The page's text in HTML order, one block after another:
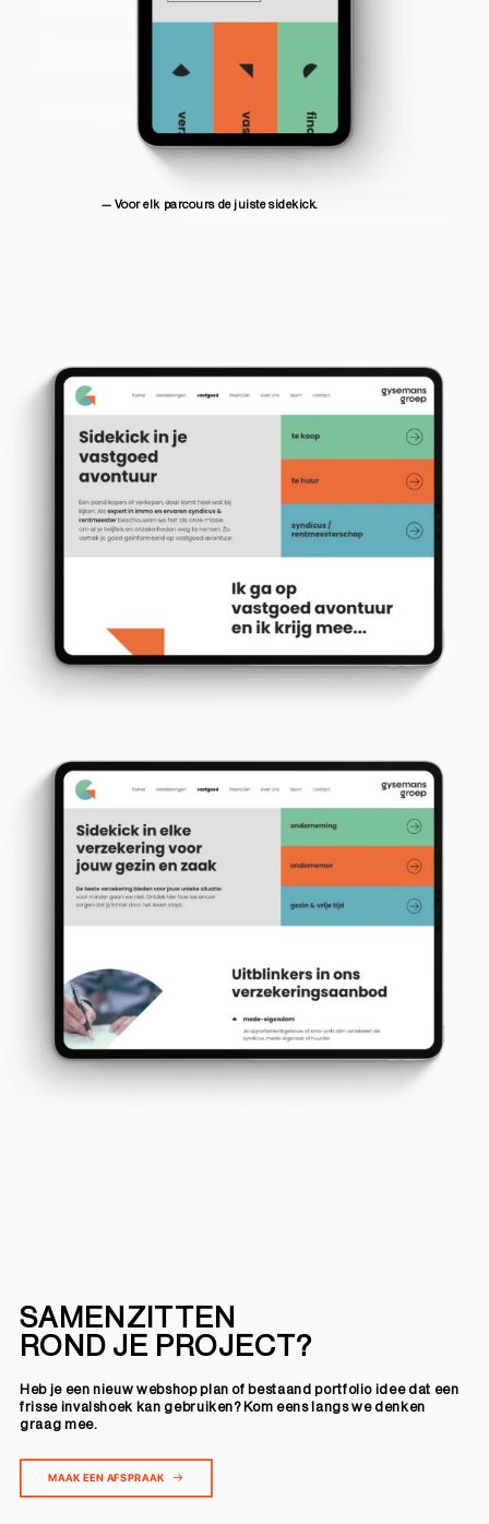
— Voor elk parcours de juiste sidekick.
SAMENZITTEN
ROND JE PROJECT?
Heb je een nieuw webshop plan of bestaand portfolio idee dat een
frisse invalshoek kan gebruiken? Kom eens langs we denken
graag mee.
MAAK EEN AFSPRAAK